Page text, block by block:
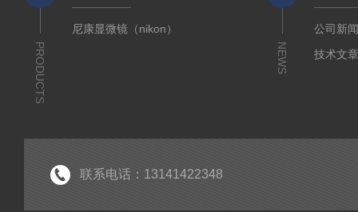
PRODUCTS
尼康显微镜（nikon）
NEWS
公司新
技术文
联系电话：13141422348